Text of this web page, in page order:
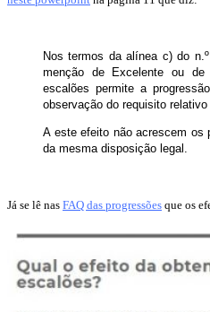
Nos termos da alínea c) do
menção de Excelente ou
escalões permite a
observação do requisito
A este efeito não acrescem os
da mesma disposição legal.
Já se lê nas FAQ das progressões que os